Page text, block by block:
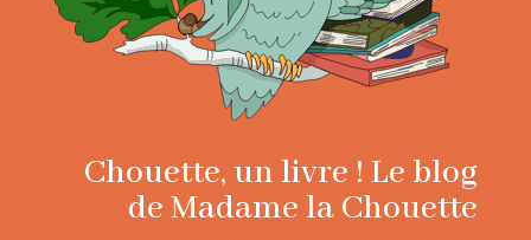
Chouette, un livre ! Le blog
de Madame la Chouette